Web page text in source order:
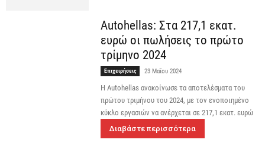
Autohellas: Στα 217,1 εκατ.
ευρώ οι πωλήσεις το πρώτο
τρίμηνο 2024
Επιχειρήσεις 23 Μαΐου 2024
Η Autohellas ανακοίνωσε τα αποτελέσματα του
πρώτου τριμήνου του 2024, με τον ενοποιημένο
κύκλο εργασιών να ανέρχεται σε 217,1 εκατ. ευρώ
Διαβάστε περισσότερα